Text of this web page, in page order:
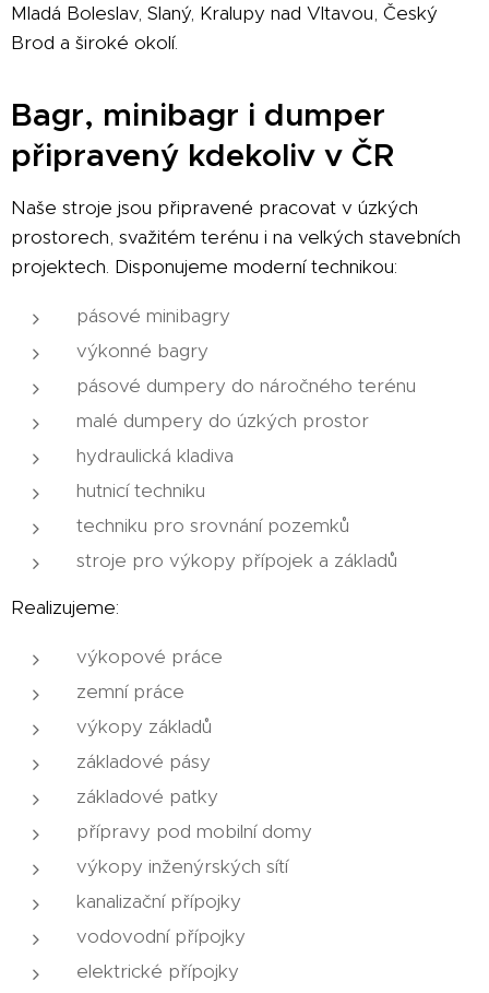
Mladá Boleslav, Slaný, Kralupy nad Vltavou, Český
Brod a široké okolí.
Bagr, minibagr i dumper
připravený kdekoliv v ČR
Naše stroje jsou připravené pracovat v úzkých
prostorech, svažitém terénu i na velkých stavebních
projektech. Disponujeme moderní technikou:
pásové minibagry
výkonné bagry
pásové dumpery do náročného terénu
malé dumpery do úzkých prostor
hydraulická kladiva
hutnicí techniku
techniku pro srovnání pozemků
stroje pro výkopy přípojek a základů
Realizujeme:
výkopové práce
zemní práce
výkopy základů
základové pásy
základové patky
přípravy pod mobilní domy
výkopy inženýrských sítí
kanalizační přípojky
vodovodní přípojky
elektrické přípojky